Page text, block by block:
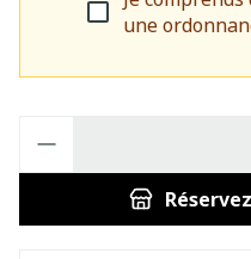
une
Réservez